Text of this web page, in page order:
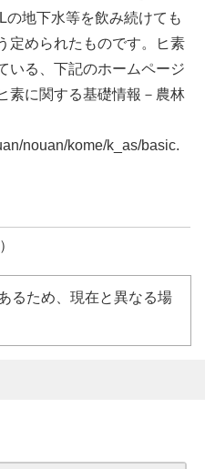
の地下水等を飲み続けても
定められたものです。ヒ素
いる、下記のホームページ
素に関する基礎情報－農林
nouan/kome/k_as/basic.
るため、現在と異なる場